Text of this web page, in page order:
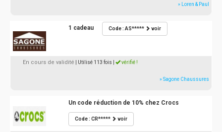
» Loren & Paul
1 cadeau Code : AS***** voir
En cours de validité | Utilisé 113 fois vérifié !
» Sagone Chaussures
Un code réduction de 10% chez Crocs
Code : CR***** voir